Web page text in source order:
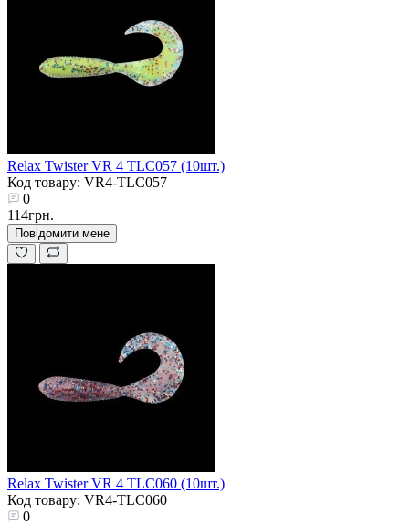
Relax Twister VR 4 TLC057 (10шт.)
Код товару: VR4-TLC057
0
114грн.
Повідомити мене
Relax Twister VR 4 TLC060 (10шт.)
Код товару: VR4-TLC060
0